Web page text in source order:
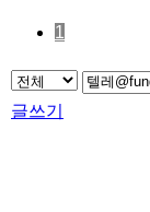
1
글쓰기